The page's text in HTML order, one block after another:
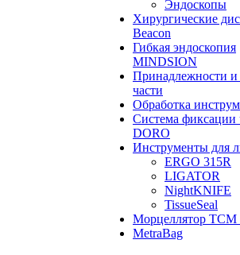
Эндоскопы
Хирургические
Beacon
Гибкая эндоскопия
MINDSION
Принадлежности и
части
Обработка
Система фиксации
DORO
Инструменты для
ERGO 315R
LIGATOR
NightKNIFE
TissueSeal
Морцеллятор ТСМ
MetraBag